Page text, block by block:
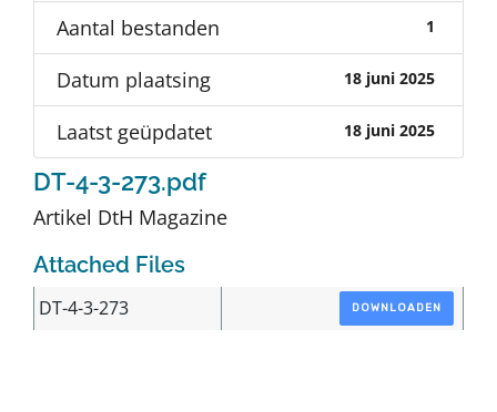
Contact
Aantal bestanden 1
Datum plaatsing 18 juni 2025
Laatst geüpdatet 18 juni 2025
DT-4-3-273.pdf
Artikel DtH Magazine
Attached Files
DT-4-3-273 DOWNLOADEN